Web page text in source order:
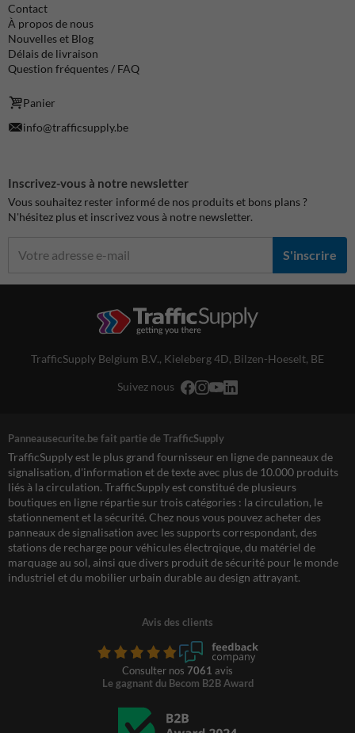
Contact
À propos de nous
Nouvelles et Blog
Délais de livraison
Question fréquentes / FAQ
Panier
info@trafficsupply.be
Inscrivez-vous à notre newsletter
Vous souhaitez rester informé de nos produits et bons plans ?
N'hésitez plus et inscrivez vous à notre newsletter.
S'inscrire
TrafficSupply Belgium B.V., Kieleberg 4D, Bilzen-Hoeselt, BE
Suivez nous
Panneausecurite.be fait partie de TrafficSupply
TrafficSupply est le plus grand fournisseur en ligne de panneaux de
signalisation, d'information et de texte avec plus de 10.000 produits
liés à la circulation. TrafficSupply est constitué de plusieurs
boutiques en ligne répartie sur trois catégories : la circulation, le
stationnement et la sécurité. Chez nous vous pouvez acheter des
panneaux de signalisation avec les supports correspondant, des
stations de recharge pour véhicules électrqique, du matériel de
marquage au sol, ainsi que divers produit de sécurité pour le monde
industriel et du mobilier urbain durable au design attrayant.
Avis des clients
Consulter nos 7061 avis
Le gagnant du Becom B2B Award